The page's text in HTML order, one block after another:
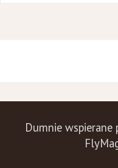
Dumnie wspierane